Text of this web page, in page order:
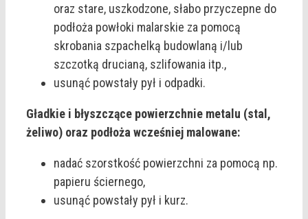
oraz stare, uszkodzone, słabo przyczepne do
podłoża powłoki malarskie za pomocą
skrobania szpachelką budowlaną i/lub
szczotką drucianą, szlifowania itp.,
usunąć powstały pył i odpadki.
Gładkie i błyszczące powierzchnie metalu (stal,
żeliwo) oraz podłoża wcześniej malowane:
nadać szorstkość powierzchni za pomocą np.
papieru ściernego,
usunąć powstały pył i kurz.